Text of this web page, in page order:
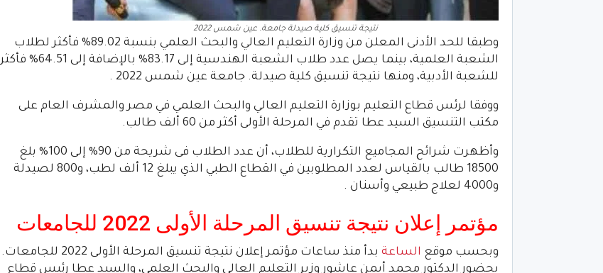
نتيجة تنسيق كلية صيدلة جامعة. عين شمس 2022
وطبقا للحد الأدنى المعلن من وزارة التعليم العالي والبحث العلمي بنسبة 89.02% فأكثر لطلاب
الشعبة العلمية، بينما يصل عدد طلاب الشعبة الهندسية إلى 83.17% بالإضافة إلى 64.51% فأكثر
للشعبة الأدبية، ومنها نتيجة تنسيق كلية صيدلة. جامعة عين شمس 2022 .
ووفقا لرئس قطاع التعليم بوزارة التعليم العالي والبحث العلمي في مصر والمشرف العام على
مكتب التنسيق السيد عطا تقدم في المرحلة الأولى أكثر من 60 ألف طالب.
وأظهرت شرائح المجاميع التكرارية للطلاب، أن عدد الطلاب فى شريحة من 90% إلى 100% بلغ
18500 طالب بالقياس لعدد المطلوبين في القطاع الطبي الذي يبلغ 12 ألف لطب، و800 لصيدلة
و4000 لعلاج طبيعي وأسنان .
مؤتمر إعلان نتيجة تنسيق المرحلة الأولى 2022 للجامعات
وبحسب موقع الساعة
بدأ منذ ساعات مؤتمر إعلان نتيجة تنسيق المرحلة الأولى 2022 للجامعات.
بحضور الدكتور محمد أيمن عاشور وزير التعليم العالي والبحث العلمي، والسيد عطا رئيس قطاع